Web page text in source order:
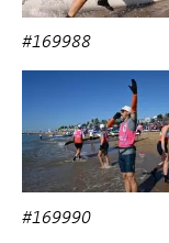
#169988
#169990